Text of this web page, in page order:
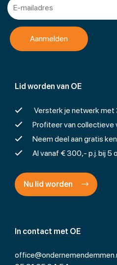
In contact met OE
Lid worden van OE
Versterk je netwerk
Profiteer van collectieve
Neem deel aan gratis
Al vanaf € 300,- p.j. bij 5
Nu lid worden